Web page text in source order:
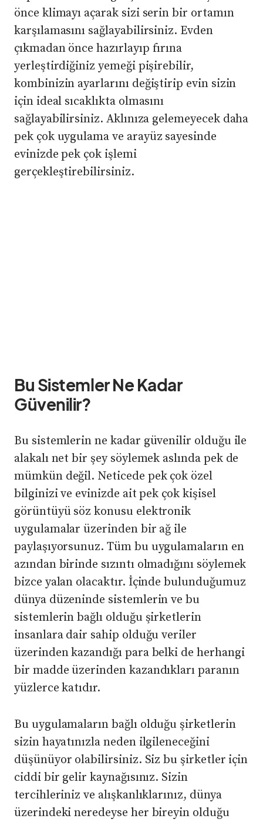
önce klimayı açarak sizi serin bir ortamın
karşılamasını sağlayabilirsiniz. Evden
çıkmadan önce hazırlayıp fırına
yerleştirdiğiniz yemeği pişirebilir,
kombinizin ayarlarını değiştirip evin sizin
için ideal sıcaklıkta olmasını
sağlayabilirsiniz. Aklınıza gelemeyecek daha
pek çok uygulama ve arayüz sayesinde
evinizde pek çok işlemi
gerçekleştirebilirsiniz.
Bu Sistemler Ne Kadar
Güvenilir?
Bu sistemlerin ne kadar güvenilir olduğu ile
alakalı net bir şey söylemek aslında pek de
mümkün değil. Neticede pek çok özel
bilginizi ve evinizde ait pek çok kişisel
görüntüyü söz konusu elektronik
uygulamalar üzerinden bir ağ ile
paylaşıyorsunuz. Tüm bu uygulamaların en
azından birinde sızıntı olmadığını söylemek
bizce yalan olacaktır. İçinde bulunduğumuz
dünya düzeninde sistemlerin ve bu
sistemlerin bağlı olduğu şirketlerin
insanlara dair sahip olduğu veriler
üzerinden kazandığı para belki de herhangi
bir madde üzerinden kazandıkları paranın
yüzlerce katıdır.
Bu uygulamaların bağlı olduğu şirketlerin
sizin hayatınızla neden ilgileneceğini
düşünüyor olabilirsiniz. Siz bu şirketler için
ciddi bir gelir kaynağısınız. Sizin
tercihleriniz ve alışkanlıklarınız, dünya
üzerindeki neredeyse her bireyin olduğu